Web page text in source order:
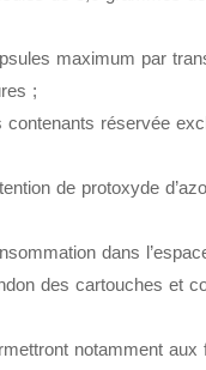
maximum par
;
contenants réservée
de protoxyde
dans
des cartouches et
notamment aux